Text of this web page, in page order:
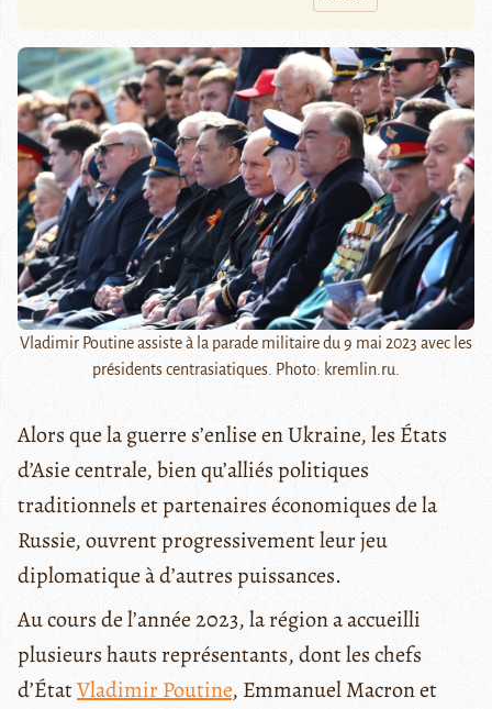
Vladimir Poutine assiste à la parade militaire du 9 mai 2023 avec les
présidents centrasiatiques. Photo: kremlin.ru.
Alors que la guerre s’enlise en Ukraine, les États
d’Asie centrale, bien qu’alliés politiques
traditionnels et partenaires économiques de la
Russie, ouvrent progressivement leur jeu
diplomatique à d’autres puissances.
Au cours de l’année 2023, la région a accueilli
plusieurs hauts représentants, dont les chefs
d’ÉtatVladimir Poutine, Emmanuel Macron et